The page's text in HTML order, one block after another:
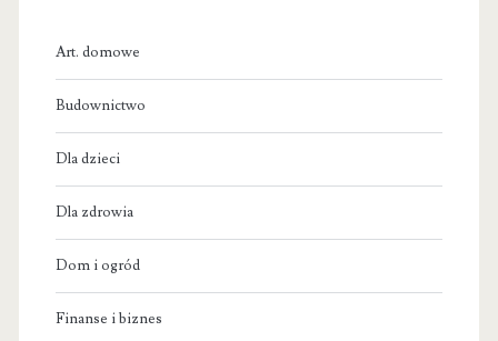
Art. domowe
Budownictwo
Dla dzieci
Dla zdrowia
Dom i ogród
Finanse i biznes